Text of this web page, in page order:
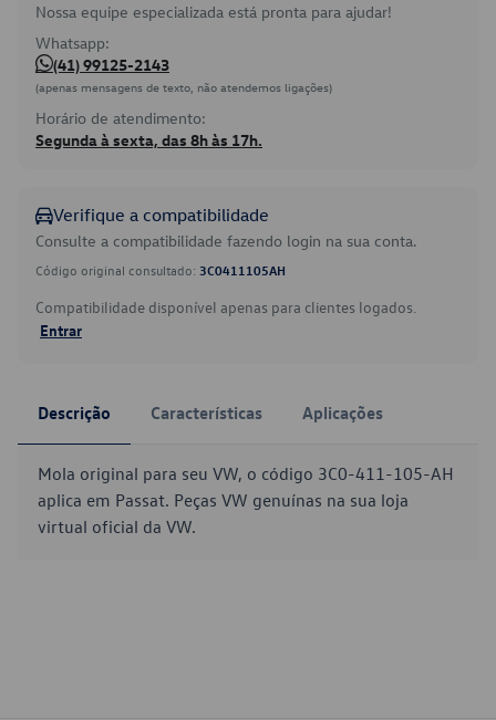
Nossa equipe especializada está pronta para ajudar!
Whatsapp:
(41) 99125-2143
(apenas mensagens de texto, não atendemos ligações)
Horário de atendimento:
Segunda à sexta, das 8h às 17h.
Verifique a compatibilidade
Consulte a compatibilidade fazendo login na sua conta.
Código original consultado: 3C0411105AH
Compatibilidade disponível apenas para clientes logados.
Entrar
Descrição Características Aplicações
Mola original para seu VW, o código 3C0-411-105-AH
aplica em Passat. Peças VW genuínas na sua loja
virtual oficial da VW.